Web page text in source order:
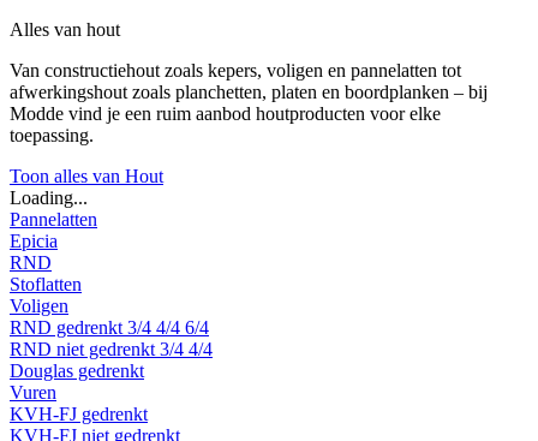
Alles van hout
Van constructiehout zoals kepers, voligen en pannelatten tot
afwerkingshout zoals planchetten, platen en boordplanken – bij
Modde vind je een ruim aanbod houtproducten voor elke
toepassing.
Toon alles van Hout
Loading...
Pannelatten
Epicia
RND
Stoflatten
Voligen
RND gedrenkt 3/4 4/4 6/4
RND niet gedrenkt 3/4 4/4
Douglas gedrenkt
Vuren
KVH-FJ gedrenkt
KVH-FJ niet gedrenkt